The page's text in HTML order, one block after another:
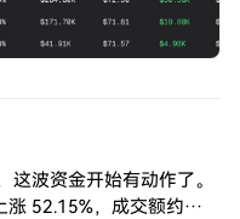
这波资金开始有动作了。
涨 52.15%，成交额约